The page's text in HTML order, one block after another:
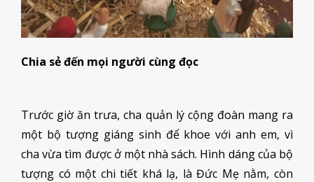
Chia sẻ đến mọi người cùng đọc
Trước giờ ăn trưa, cha quản lý cộng đoàn mang ra
một bộ tượng giáng sinh để khoe với anh em, vì
cha vừa tìm được ở một nhà sách. Hình dáng của bộ
tượng có một chi tiết khá lạ, là Đức Mẹ nằm, còn